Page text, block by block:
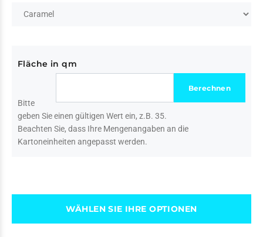
Fläche in qm
Bitte
geben Sie einen gültigen Wert ein, z.B. 35.
Beachten Sie, dass Ihre Mengenangaben an die
Kartoneinheiten angepasst werden.
WÄHLEN SIE IHRE OPTIONEN